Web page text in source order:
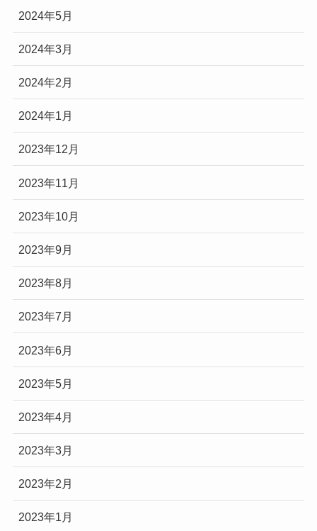
2024年5月
2024年3月
2024年2月
2024年1月
2023年12月
2023年11月
2023年10月
2023年9月
2023年8月
2023年7月
2023年6月
2023年5月
2023年4月
2023年3月
2023年2月
2023年1月